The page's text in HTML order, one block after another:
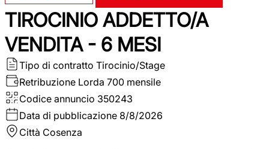
TIROCINIO ADDETTO/A
VENDITA - 6 MESI
Tipo di contratto Tirocinio/Stage
Retribuzione Lorda 700 mensile
Codice annuncio 350243
Data di pubblicazione 8/8/2026
Città Cosenza